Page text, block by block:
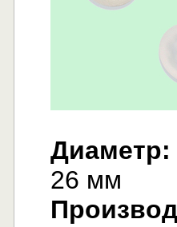
Диаметр:
26 мм